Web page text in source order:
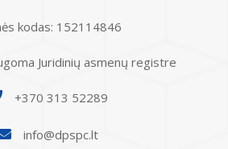
kodas: 152114846
Juridinių asmenų registre
+370 313 52289
info@dpspc.lt